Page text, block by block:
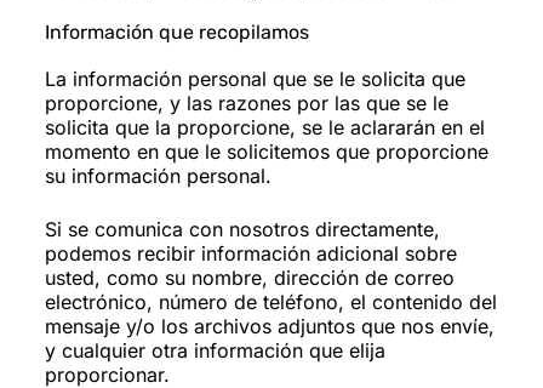
Información que recopilamos
La información personal que se le solicita que
proporcione, y las razones por las que se le
solicita que la proporcione, se le aclararán en el
momento en que le solicitemos que proporcione
su información personal.
Si se comunica con nosotros directamente,
podemos recibir información adicional sobre
usted, como su nombre, dirección de correo
electrónico, número de teléfono, el contenido del
mensaje y/o los archivos adjuntos que nos envíe,
y cualquier otra información que elija
proporcionar.